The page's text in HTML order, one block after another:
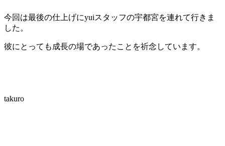
今回は最後の仕上げにyuiスタッフの宇都宮を連れて行きま
した。
彼にとっても成長の場であったことを祈念しています。
takuro